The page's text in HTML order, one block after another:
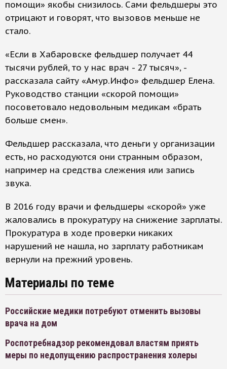
помощи» якобы снизилось. Сами фельдшеры это
отрицают и говорят, что вызовов меньше не
стало.
«Если в Хабаровске фельдшер получает 44
тысячи рублей, то у нас врач - 27 тысяч», -
рассказала сайту «Амур.Инфо» фельдшер Елена.
Руководство станции «скорой помощи»
посоветовало недовольным медикам «брать
больше смен».
Фельдшер рассказала, что деньги у организации
есть, но расходуются они странным образом,
например на средства слежения или запись
звука.
В 2016 году врачи и фельдшеры «скорой» уже
жаловались в прокуратуру на снижение зарплаты.
Прокуратура в ходе проверки никаких
нарушений не нашла, но зарплату работникам
вернули на прежний уровень.
Материалы по теме
Российские медики потребуют отменить вызовы
врача на дом
Роспотребнадзор рекомендовал властям приять
меры по недопущению распространения холеры